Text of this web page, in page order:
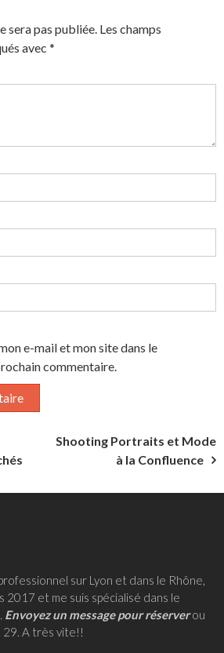
sera pas publiée. Les champs
avec *
e-mail et mon site dans le
commentaire.
Shooting Portraits et Mode
à la Confluence
sur Lyon et dans le Rhône,
2017 et me suis spécialisé dans le
. Envoyez un message pour réserverou
29. A très vite!!